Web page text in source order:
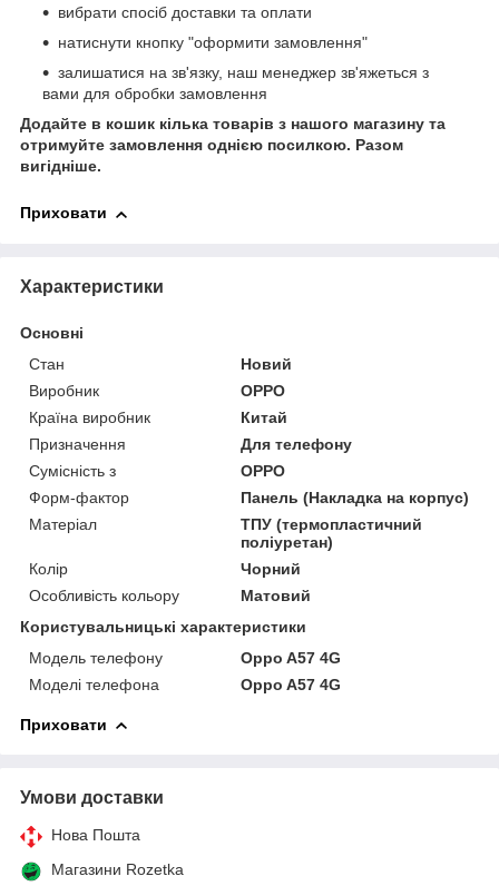
вибрати спосіб доставки та оплати
натиснути кнопку "оформити замовлення"
залишатися на зв'язку, наш менеджер зв'яжеться з
вами для обробки замовлення
Додайте в кошик кілька товарів з нашого магазину та
отримуйте замовлення однією посилкою. Разом
вигідніше.
Приховати
Характеристики
Основні
Стан
Новий
Виробник
OPPO
Країна виробник
Китай
Призначення
Для телефону
Сумісність з
OPPO
Форм-фактор
Панель (Накладка на корпус)
Матеріал
ТПУ (термопластичний
поліуретан)
Колір
Чорний
Особливість кольору
Матовий
Користувальницькі характеристики
Модель телефону
Oppo A57 4G
Моделі телефона
Oppo A57 4G
Приховати
Умови доставки
Нова Пошта
Магазини Rozetka